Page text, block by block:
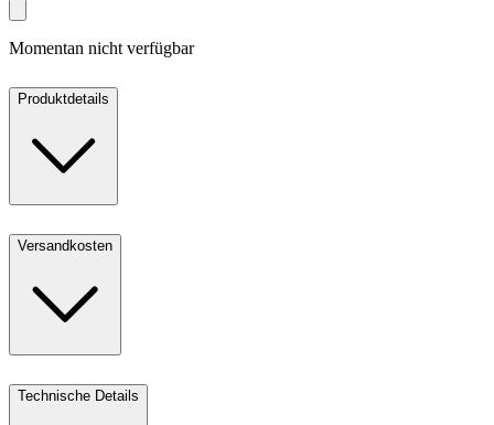
Momentan nicht verfügbar
Produktdetails
Versandkosten
Technische Details